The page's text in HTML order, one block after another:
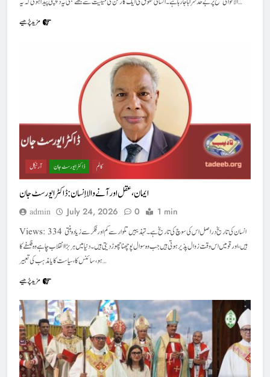
مزید پڑھیے
آرٹیکل ڈاکٹر ایورسٹ جان کالم
ایمان،عقل اور آنے والا اِنسان : ڈاکٹر ایورسٹ جان
admin July 24, 2026 0 1 min
Views: 334 انسان کی تاریخ دراصل اس کی سوچ کی تاریخ ہے۔ تہذیبیں تلوار سے کم اور فکر سے زیادہ بنتی
ہیں، اور قومیں اس وقت زوال پذیر ہوتی ہیں جب وہ سوال پوچھنا چھوڑ دیتی ہیں۔ دنیا میں ہر بڑا انقلاب چاہے وہ فلسفے کا
ہو، سائنس کا، سیاست کا یا مذہب کی تعبیر…
مزید پڑھیے